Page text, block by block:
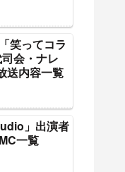
笑ってコラ
会・ナレ
送内容一覧
」出演者
一覧